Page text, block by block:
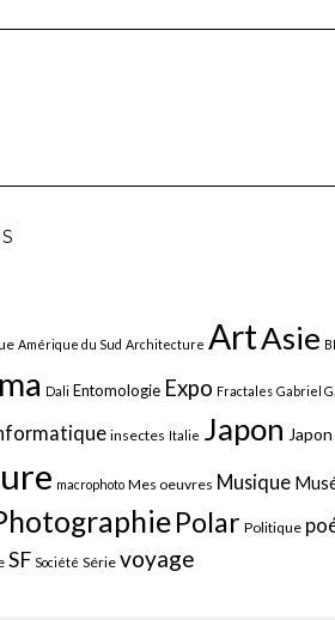
Amérique du Sud Architecture ArtAsie
Dali Entomologie Expo Fractales Gabriel
insectes Italie Japon
macrophoto Mes oeuvres Musique
Polar Politique
SF Société Série voyage